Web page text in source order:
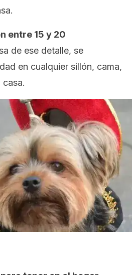
entre 15 y 20
de ese detalle, se
en cualquier sillón, cama,